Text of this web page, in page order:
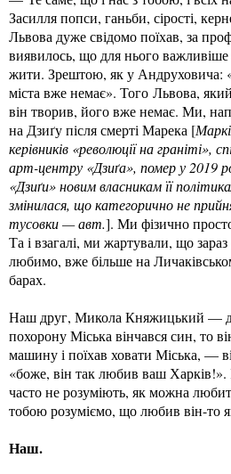
Засилля попси, ганьби, сірості,
Львова дуже свідомо поїхав, за
виявилось, що для нього
жити. Зрештою, як у Андруховича:
міста вже немає». Того Львова,
він творив, його вже немає. Ми,
на Дзиґу після смерті Марека [
керівників «революції на граніті»,
арт-центру «Дзиґа», помер у 2019
«Дзиґи» новим власникам її
змінилася, що категорично не
тусовки — авт.]. Ми фізично
Та і взагалі, ми жартували, що
любимо, вже більше на
барах.
Наш друг, Микола Княжицький —
похорону Міська вінчався син, то
машину і поїхав ховати Міська, —
«боже, він так любив ваш Харків!».
часто не розуміють, як можна
тобою розуміємо, що любив він-то
Наш.